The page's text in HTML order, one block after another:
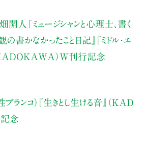
開人
「ミュージシャンと心理士、書く
書かなかったこと日記』『ミドル・エ
（KADOKAWA）W刊行記念
ランコ） 『生きとし生ける音』（KAD
念